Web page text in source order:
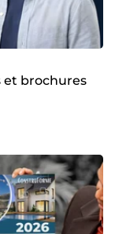
et brochures